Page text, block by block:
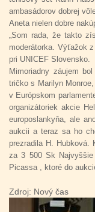
ambasádorov dobrej
Aneta nielen dobre
„Som rada, že takto
moderátorka. Výťažok
pri UNICEF Slovensko.
Mimoriadny záujem
tričko s Marilyn
v Európskom
organizátoriek akcie
europoslankyňa, ale
aukcii a teraz sa ho
prezradila H. Hubková.
za 3 500 Sk
Picassa , ktoré do
Zdroj: Nový čas